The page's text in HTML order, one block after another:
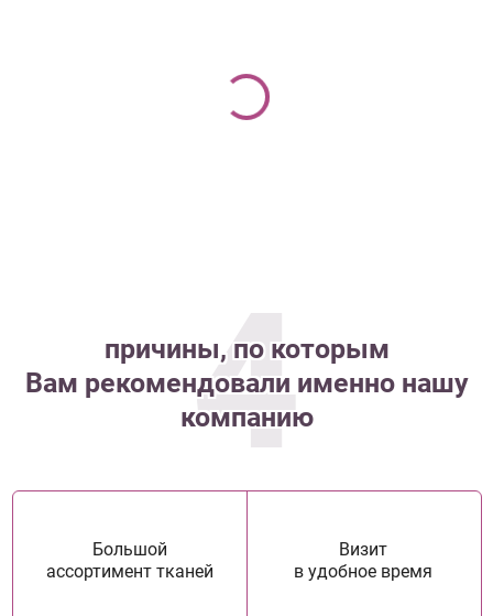
4
причины, по которым
Вам рекомендовали именно нашу
компанию
Большой
ассортимент тканей
Визит
в удобное время